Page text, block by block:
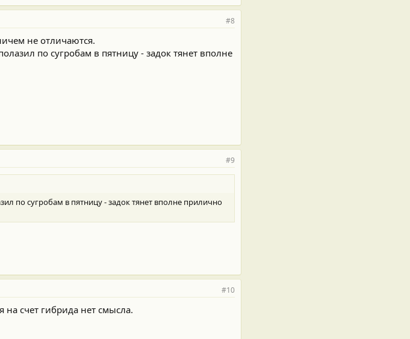
#8
не отличаются.
по сугробам в пятницу - задок тянет вполне
#9
по сугробам в пятницу - задок тянет вполне прилично
#10
на счет гибрида нет смысла.